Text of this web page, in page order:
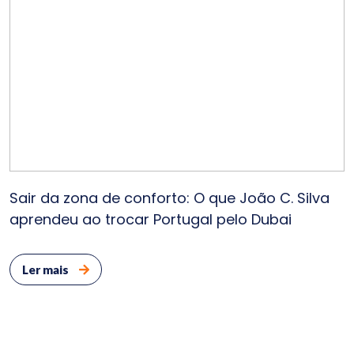
Sair da zona de conforto: O que João C. Silva
aprendeu ao trocar Portugal pelo Dubai
Ler mais